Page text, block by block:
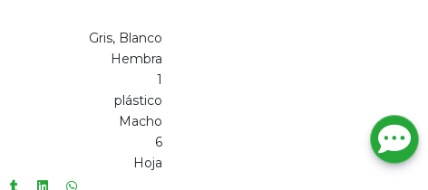
Gris, Blanco
Hembra
1
plástico
Macho
6
Hoja